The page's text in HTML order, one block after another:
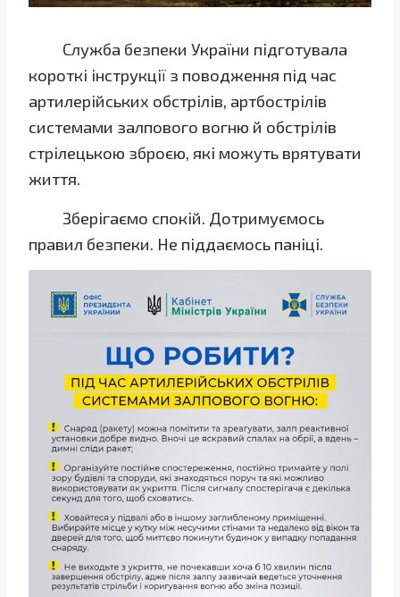
Служба безпеки України підготувала
короткі інструкції з поводження під час
артилерійських обстрілів, артбострілів
системами залпового вогню й обстрілів
стрілецькою зброєю, які можуть врятувати
життя.
Зберігаємо спокій. Дотримуємось
правил безпеки. Не піддаємось паніці.